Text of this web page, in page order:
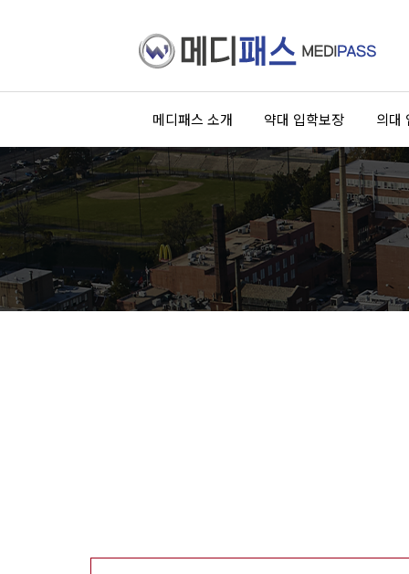
메디패스 소개 약대 입학보장 의대